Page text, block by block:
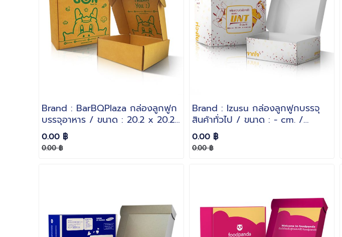
Brand : BarBQPlaza กล่องลูกฟูก
บรรจุอาหาร / ขนาด : 20.2 x 20.2
x 7 cm. / กระดาษหนา : 3 ชั้นลอน
B
0.00 ฿
0.00 ฿
Brand : Izusu กล่องลูกฟูกบรรจุ
สินค้าทั่วไป / ขนาด : - cm. /
กระดาษหนา : 3 ชั้นลอน B
0.00 ฿
0.00 ฿